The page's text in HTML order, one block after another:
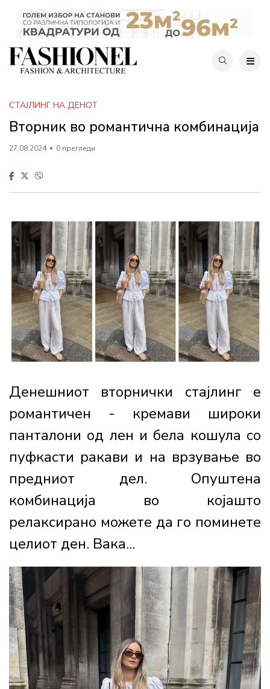
СТАЈЛИНГ НА ДЕНОТ
Вторник во романтична комбинација
27.08.2024 0 прегледи
Денешниот вторнички стајлинг е
романтичен - кремави широки
панталони од лен и бела кошула со
пуфкасти ракави и на врзување во
предниот дел. Опуштена
комбинација во којашто
релаксирано можете да го поминете
целиот ден. Вака...